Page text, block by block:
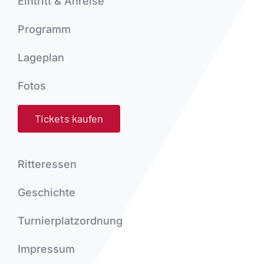
Programm
Lageplan
Fotos
Tickets kaufen
Ritteressen
Geschichte
Turnierplatzordnung
Impressum